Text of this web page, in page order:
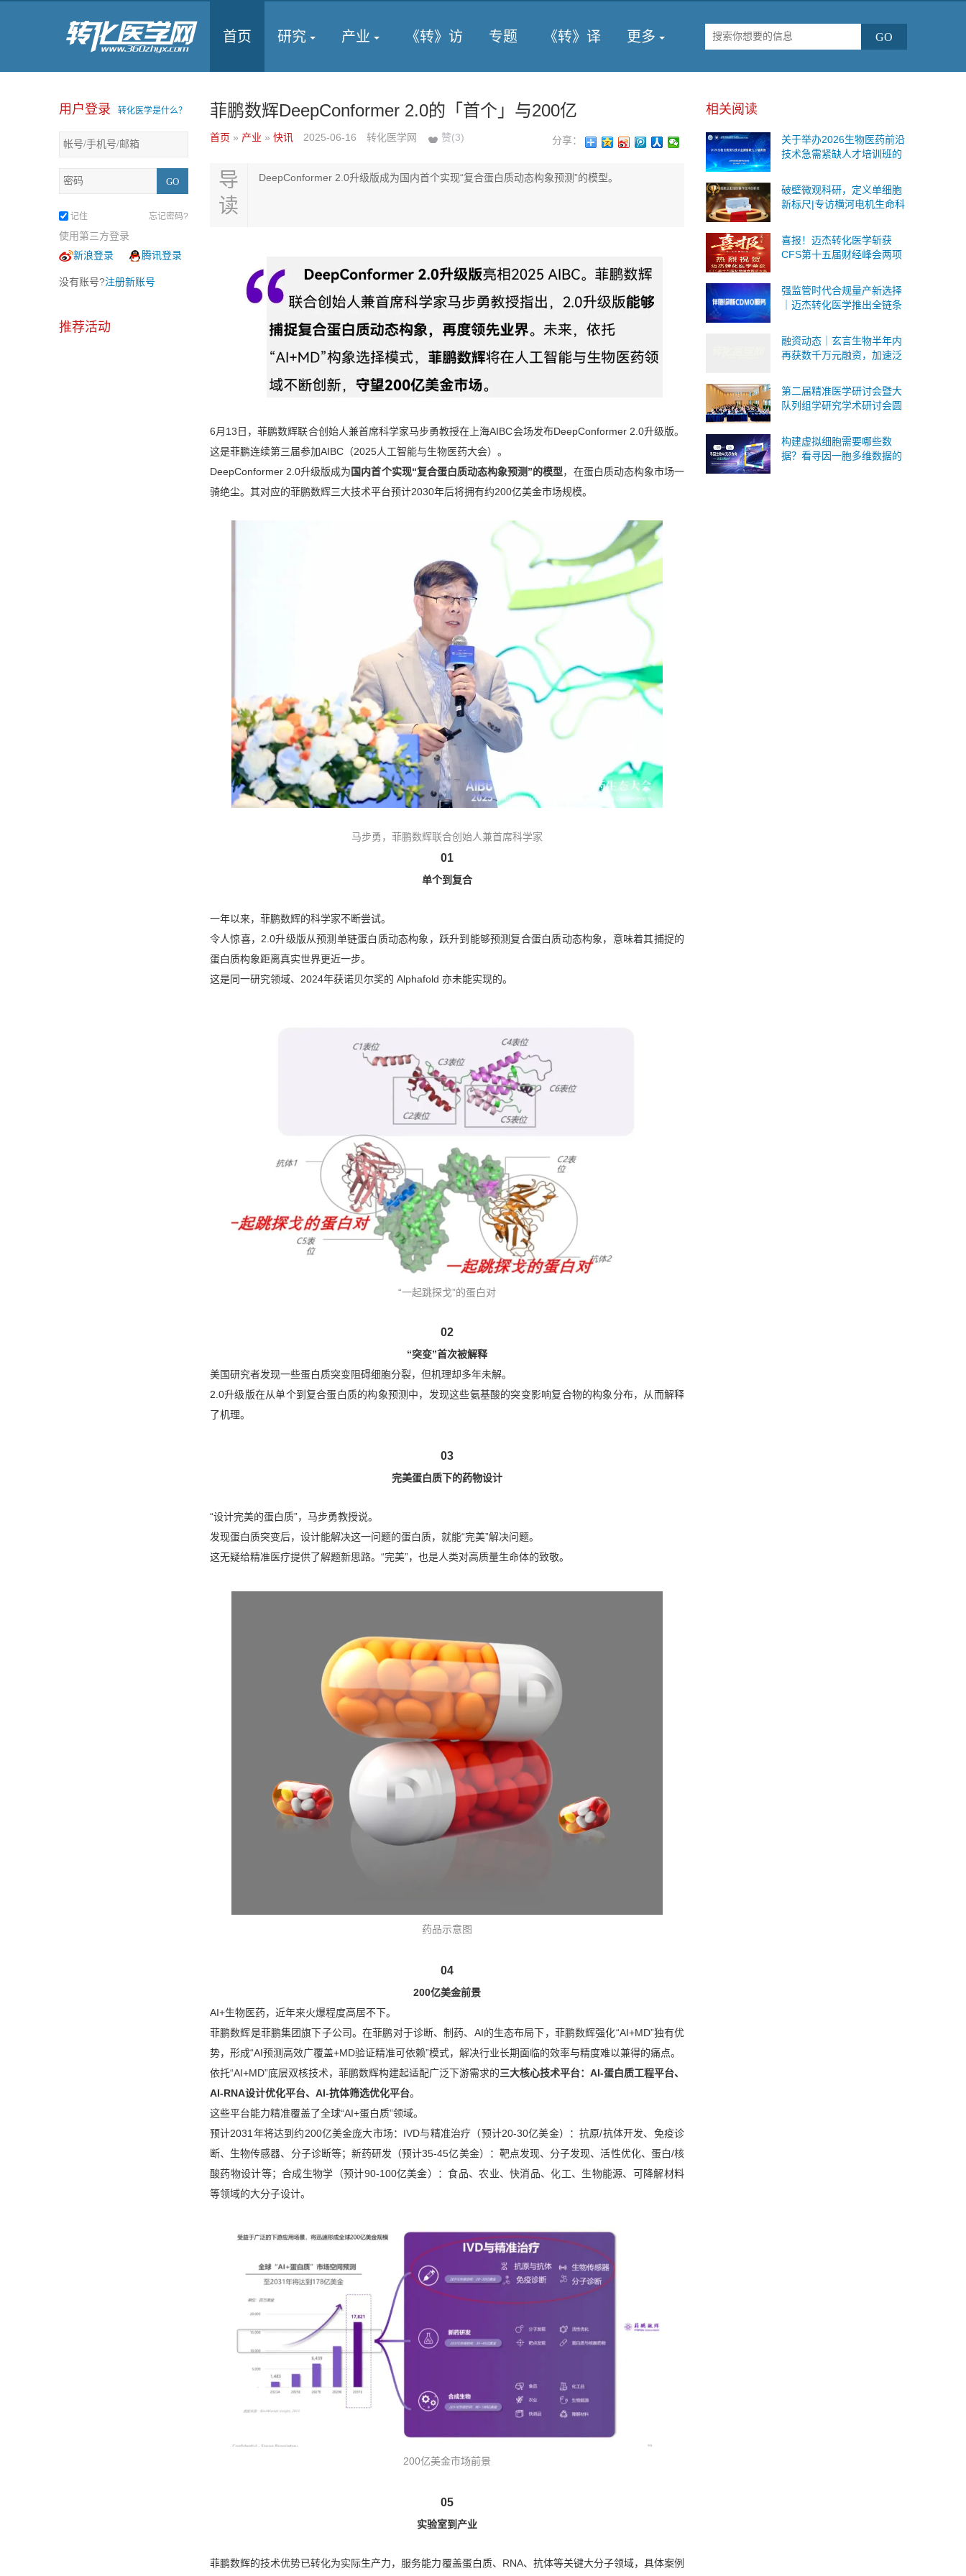
首页 研究 产业 《转》访 专题 《转》译 更多
用户登录 转化医学是什么？
记住 忘记密码?
使用第三方登录
新浪登录
腾讯登录
没有账号?注册新账号
推荐活动
菲鹏数辉DeepConformer 2.0的「首个」与200亿
首页 » 产业 » 快讯 2025-06-16 转化医学网 赞(3) 分享：
导
读
DeepConformer 2.0升级版成为国内首个实现“复合蛋白质动态构象预测”的模型。
6月13日，菲鹏数辉联合创始人兼首席科学家马步勇教授在上海AIBC会场发布DeepConformer 2.0升级版。
这是菲鹏连续第三届参加AIBC（2025人工智能与生物医药大会）。
DeepConformer 2.0升级版成为国内首个实现“复合蛋白质动态构象预测”的模型，在蛋白质动态构象市场一
骑绝尘。其对应的菲鹏数辉三大技术平台预计2030年后将拥有约200亿美金市场规模。
马步勇，菲鹏数辉联合创始人兼首席科学家
01
单个到复合
一年以来，菲鹏数辉的科学家不断尝试。
令人惊喜，2.0升级版从预测单链蛋白质动态构象，跃升到能够预测复合蛋白质动态构象，意味着其捕捉的
蛋白质构象距离真实世界更近一步。
这是同一研究领域、2024年获诺贝尔奖的 Alphafold 亦未能实现的。
“一起跳探戈”的蛋白对
02
“突变”首次被解释
美国研究者发现一些蛋白质突变阻碍细胞分裂，但机理却多年未解。
2.0升级版在从单个到复合蛋白质的构象预测中，发现这些氨基酸的突变影响复合物的构象分布，从而解释
了机理。
03
完美蛋白质下的药物设计
‌“设计完美的蛋白质”，马步勇教授说。
发现蛋白质突变后，设计能解决这一问题的蛋白质，就能“完美”解决问题。
这无疑给精准医疗提供了解题新思路。“完美”，也是人类对高质量生命体的致敬。
药品示意图
04
200亿美金前景
AI+生物医药，近年来火爆程度高居不下。
菲鹏数辉是菲鹏集团旗下子公司。在菲鹏对于诊断、制药、AI的生态布局下，菲鹏数辉强化“AI+MD”独有优
势，形成“AI预测高效广覆盖+MD验证精准可依赖”模式，解决行业长期面临的效率与精度难以兼得的痛点。
依托“AI+MD”底层双核技术，菲鹏数辉构建起适配广泛下游需求的三大核心技术平台：AI-蛋白质工程平台、
AI-RNA设计优化平台、AI-抗体筛选优化平台。
这些平台能力精准覆盖了全球“AI+蛋白质”领域。
预计2031年将达到约200亿美金庞大市场：IVD与精准治疗（预计20-30亿美金）：抗原/抗体开发、免疫诊
断、生物传感器、分子诊断等；新药研发（预计35-45亿美金）：靶点发现、分子发现、活性优化、蛋白/核
酸药物设计等；合成生物学（预计90-100亿美金）：食品、农业、快消品、化工、生物能源、可降解材料
等领域的大分子设计。
200亿美金市场前景
05
实验室到产业
菲鹏数辉的技术优势已转化为实际生产力，服务能力覆盖蛋白质、RNA、抗体等关键大分子领域，具体案例
相关阅读
关于举办2026生物医药前沿
技术急需紧缺人才培训班的
破壁微观科研，定义单细胞
新标尺|专访横河电机生命科
部商务运营总监王海鉴
喜报！迈杰转化医学斩获
CFS第十五届财经峰会两项
强监管时代合规量产新选择
｜迈杰转化医学推出全链条
式承接Ⅰ/Ⅱ/Ⅲ 类IVD委托研
发与生产
融资动态｜玄言生物半年内
再获数千万元融资，加速泛
床转化
第二届精准医学研讨会暨大
队列组学研究学术研讨会圆
质组重磅国内首发！
构建虚拟细胞需要哪些数
据？看寻因一胞多维数据的